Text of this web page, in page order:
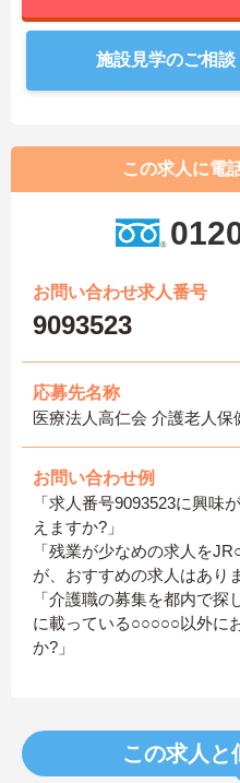
施設見学のご相談
この求人に電
お問い合わせ求人番号
9093523
応募先名称
医療法人高仁会 介護老人保
お問い合わせ例
「求人番号9093523に興味
えますか?」
「残業が少なめの求人を
が、おすすめの求人はあり
「介護職の募集を都内で
に載っている○○○○○以外に
か?」
この求人と